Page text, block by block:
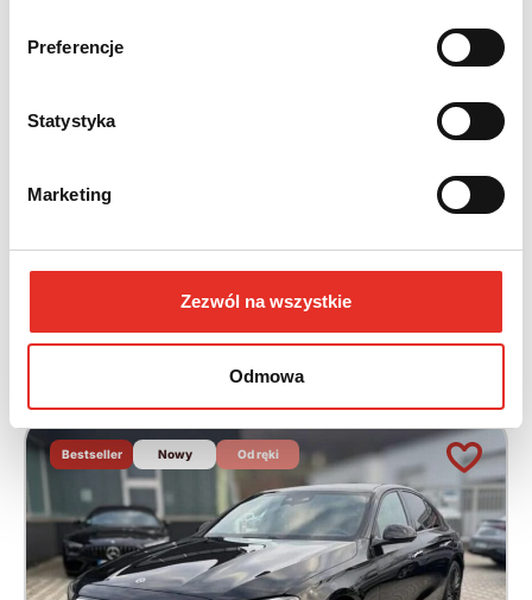
Preferencje
Statystyka
Marketing
Zezwól na wszystkie
Odmowa
4x4 stały
Diesel
3 471 zł brutto / msc.
Bestseller Nowy Od ręki